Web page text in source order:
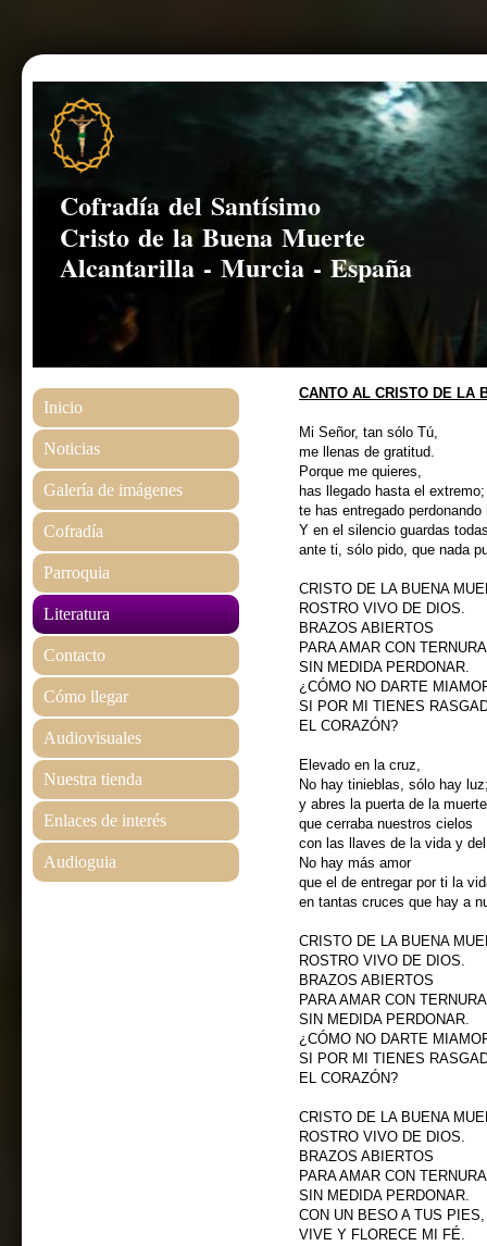
Cofradía del Santísimo
Cristo de la Buena Muerte
Alcantarilla - Murcia - España
Inicio
Noticias
Galería de imágenes
Cofradía
Parroquia
Literatura
Contacto
Cómo llegar
Audiovisuales
Nuestra tienda
Enlaces de interés
Audioguia
CANTO AL CRISTO DE LA
Mi Señor, tan sólo Tú,
me llenas de gratitud.
Porque me quieres,
has llegado hasta el extremo;
te has entregado
Y en el silencio guardas
ante ti, sólo pido, que nada
CRISTO DE LA BUENA
ROSTRO VIVO DE DIOS.
BRAZOS ABIERTOS
PARA AMAR CON
SIN MEDIDA PERDONAR.
¿CÓMO NO DARTE
SI POR MI TIENES
EL CORAZÓN?
Elevado en la cruz,
No hay tinieblas, sólo hay
y abres la puerta de la muerte
que cerraba nuestros cielos
con las llaves de la vida y
No hay más amor
que el de entregar por ti la
en tantas cruces que hay a
CRISTO DE LA BUENA
ROSTRO VIVO DE DIOS.
BRAZOS ABIERTOS
PARA AMAR CON
SIN MEDIDA PERDONAR.
¿CÓMO NO DARTE
SI POR MI TIENES
EL CORAZÓN?
CRISTO DE LA BUENA
ROSTRO VIVO DE DIOS.
BRAZOS ABIERTOS
PARA AMAR CON
SIN MEDIDA PERDONAR.
CON UN BESO A TUS PIES,
VIVE Y FLORECE MI FÉ.